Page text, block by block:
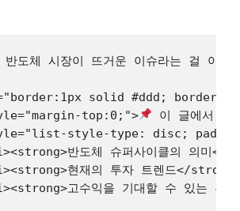
도체 시장이 뜨거운 이슈라는 걸 아
solid #ddd; border-
top:0;">
이 글에서 얻
style-type: disc;
반도체 슈퍼사이클의 의미</
현재의 투자 트렌드</strong>
고수익을 기대할 수 있는 투